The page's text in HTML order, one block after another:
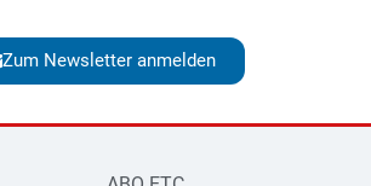
Zum Newsletter anmelden